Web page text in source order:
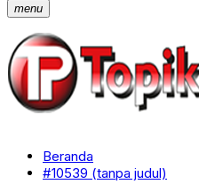
menu
Beranda
#10539 (tanpa judul)